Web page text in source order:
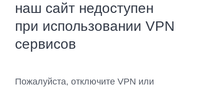
наш сайт недоступен
при использовании VPN
сервисов
Пожалуйста, отключите VPN или